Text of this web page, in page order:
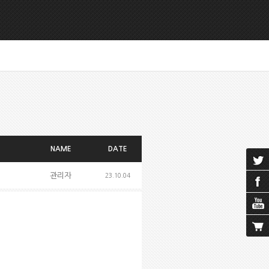
NAME DATE
관리자 23.10.04